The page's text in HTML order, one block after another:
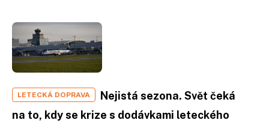
LETECKÁ DOPRAVA
Nejistá sezona. Svět čeká
na to, kdy se krize s dodávkami leteckého